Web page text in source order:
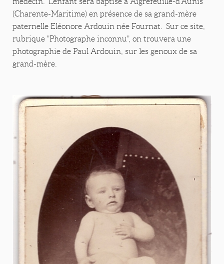
(Charente-Maritime) en présence de sa grand-mère
paternelle Eléonore Ardouin née Fournat. Sur ce site,
rubrique "Photographe inconnu", on trouvera une
photographie de Paul Ardouin, sur les genoux de sa
grand-mère.